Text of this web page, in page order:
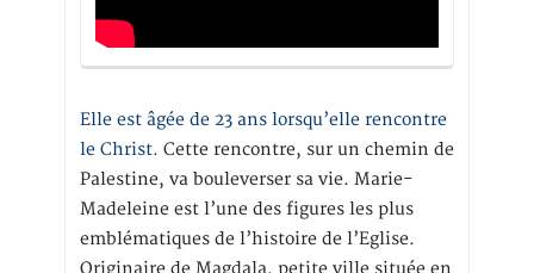
Elle est âgée de 23 ans lorsqu’elle rencontre
le Christ. Cette rencontre, sur un chemin de
Palestine, va bouleverser sa vie. Marie-
Madeleine est l’une des figures les plus
emblématiques de l’histoire de l’Eglise.
Originaire de Magdala, petite ville située en